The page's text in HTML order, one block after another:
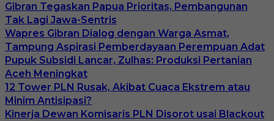
Gibran Tegaskan Papua Prioritas, Pembangunan
Tak Lagi Jawa-Sentris
Wapres Gibran Dialog dengan Warga Asmat,
Tampung Aspirasi Pemberdayaan Perempuan Adat
Pupuk Subsidi Lancar, Zulhas: Produksi Pertanian
Aceh Meningkat
12 Tower PLN Rusak, Akibat Cuaca Ekstrem atau
Minim Antisipasi?
Kinerja Dewan Komisaris PLN Disorot usai Blackout